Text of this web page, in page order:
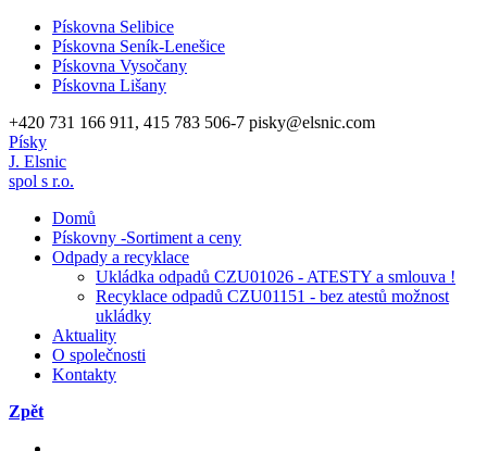
Pískovna Selibice
Pískovna Seník-Lenešice
Pískovna Vysočany
Pískovna Lišany
+420 731 166 911, 415 783 506-7 pisky@elsnic.com
Písky
J. Elsnic
spol s r.o.
Domů
Pískovny -Sortiment a ceny
Odpady a recyklace
Ukládka odpadů CZU01026 - ATESTY a smlouva !
Recyklace odpadů CZU01151 - bez atestů možnost
ukládky
Aktuality
O společnosti
Kontakty
Zpět